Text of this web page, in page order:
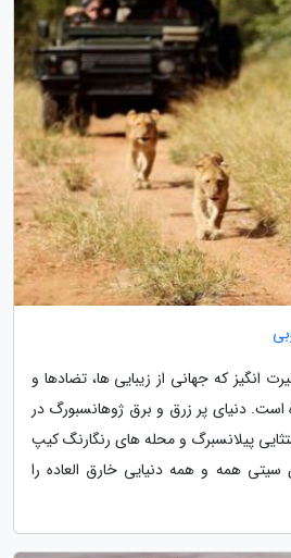
انگیز که جهانی از زیبایی ها، تضادها و
دنیای پر زرق و برق ژوهانسبورگ در
پیلانسبرگ و محله های رنگارنگ کیپ
سیتی همه و همه دنیایی خارق العاده را